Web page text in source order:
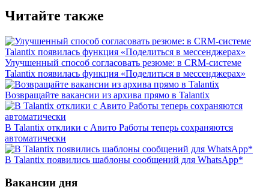
Читайте также
Улучшенный способ согласовать резюме: в CRM-системе
Talantix появилась функция «Поделиться в мессенджерах»
Возвращайте вакансии из архива прямо в Talantix
В Talantix отклики с Авито Работы теперь сохраняются
автоматически
В Talantix появились шаблоны сообщений для WhatsApp*
Вакансии дня